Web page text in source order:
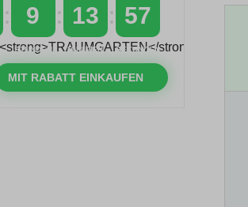
9
STUNDEN
13
MINUTEN
56
SEKUNDEN
MIT RABATT EINKAUFEN